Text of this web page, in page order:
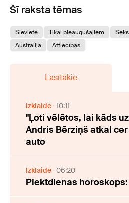
Šī raksta tēmas
Sieviete Tikai pieaugušajiem
Austrālija
Attiecības
Lasītākie
Izklaide 10:11
"Ļoti vēlētos, lai kāds
Andris Bērziņš atkal
auto
Izklaide 06:20
Piektdienas horoskops: